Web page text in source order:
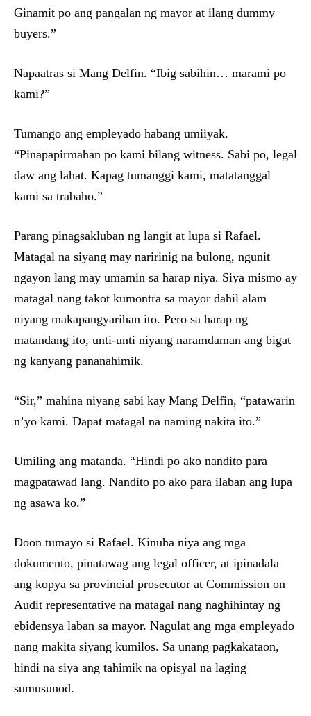
Ginamit po ang pangalan ng mayor at ilang dummy
buyers.”
Napaatras si Mang Delfin. “Ibig sabihin… marami po
kami?”
Tumango ang empleyado habang umiiyak.
“Pinapapirmahan po kami bilang witness. Sabi po, legal
daw ang lahat. Kapag tumanggi kami, matatanggal
kami sa trabaho.”
Parang pinagsakluban ng langit at lupa si Rafael.
Matagal na siyang may naririnig na bulong, ngunit
ngayon lang may umamin sa harap niya. Siya mismo ay
matagal nang takot kumontra sa mayor dahil alam
niyang makapangyarihan ito. Pero sa harap ng
matandang ito, unti-unti niyang naramdaman ang bigat
ng kanyang pananahimik.
“Sir,” mahina niyang sabi kay Mang Delfin, “patawarin
n’yo kami. Dapat matagal na naming nakita ito.”
Umiling ang matanda. “Hindi po ako nandito para
magpatawad lang. Nandito po ako para ilaban ang lupa
ng asawa ko.”
Doon tumayo si Rafael. Kinuha niya ang mga
dokumento, pinatawag ang legal officer, at ipinadala
ang kopya sa provincial prosecutor at Commission on
Audit representative na matagal nang naghihintay ng
ebidensya laban sa mayor. Nagulat ang mga empleyado
nang makita siyang kumilos. Sa unang pagkakataon,
hindi na siya ang tahimik na opisyal na laging
sumusunod.